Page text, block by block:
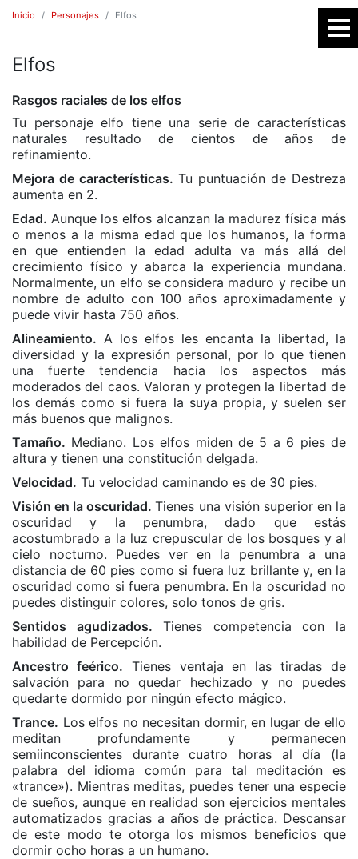
Inicio Personajes Elfos
Elfos
Rasgos raciales de los elfos
Tu personaje elfo tiene una serie de características
naturales resultado de cientos de años de
refinamiento.
Mejora de características. Tu puntuación de Destreza
aumenta en 2.
Edad. Aunque los elfos alcanzan la madurez física más
o menos a la misma edad que los humanos, la forma
en que entienden la edad adulta va más allá del
crecimiento físico y abarca la experiencia mundana.
Normalmente, un elfo se considera maduro y recibe un
nombre de adulto con 100 años aproximadamente y
puede vivir hasta 750 años.
Alineamiento. A los elfos les encanta la libertad, la
diversidad y la expresión personal, por lo que tienen
una fuerte tendencia hacia los aspectos más
moderados del caos. Valoran y protegen la libertad de
los demás como si fuera la suya propia, y suelen ser
más buenos que malignos.
Tamaño. Mediano. Los elfos miden de 5 a 6 pies de
altura y tienen una constitución delgada.
Velocidad. Tu velocidad caminando es de 30 pies.
Visión en la oscuridad.Tienes una visión superior en la
oscuridad y la penumbra, dado que estás
acostumbrado a la luz crepuscular de los bosques y al
cielo nocturno. Puedes ver en la penumbra a una
distancia de 60 pies como si fuera luz brillante y, en la
oscuridad como si fuera penumbra. En la oscuridad no
puedes distinguir colores, solo tonos de gris.
Sentidos agudizados. Tienes competencia con la
habilidad de Percepción.
Ancestro feérico. Tienes ventaja en las tiradas de
salvación para no quedar hechizado y no puedes
quedarte dormido por ningún efecto mágico.
Trance. Los elfos no necesitan dormir, en lugar de ello
meditan profundamente y permanecen
semiinconscientes durante cuatro horas al día (la
palabra del idioma común para tal meditación es
«trance»). Mientras meditas, puedes tener una especie
de sueños, aunque en realidad son ejercicios mentales
automatizados gracias a años de práctica. Descansar
de este modo te otorga los mismos beneficios que
dormir ocho horas a un humano.